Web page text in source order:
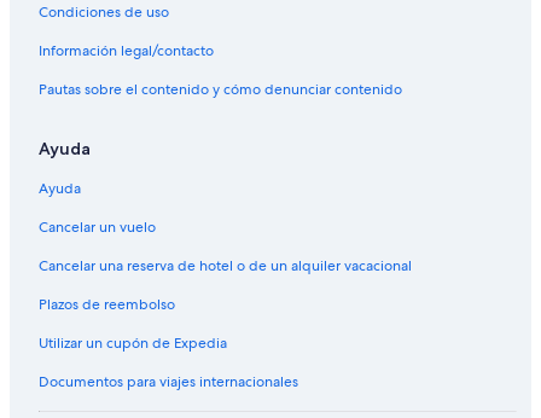
Condiciones de uso
Información legal/contacto
Pautas sobre el contenido y cómo denunciar contenido
Ayuda
Ayuda
Cancelar un vuelo
Cancelar una reserva de hotel o de un alquiler vacacional
Plazos de reembolso
Utilizar un cupón de Expedia
Documentos para viajes internacionales